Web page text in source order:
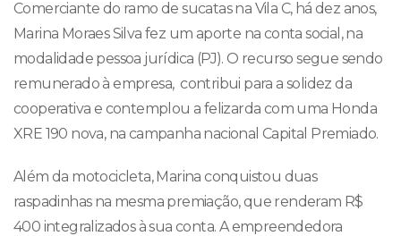
Comerciante do ramo de sucatas na Vila C, há dez anos,
Marina Moraes Silva fez um aporte na conta social, na
modalidade pessoa jurídica (PJ). O recurso segue sendo
remunerado à empresa, contribui para a solidez da
cooperativa e contemplou a felizarda com uma Honda
XRE 190 nova, na campanha nacional Capital Premiado.
Além da motocicleta, Marina conquistou duas
raspadinhas na mesma premiação, que renderam R$
400 integralizados à sua conta. A empreendedora